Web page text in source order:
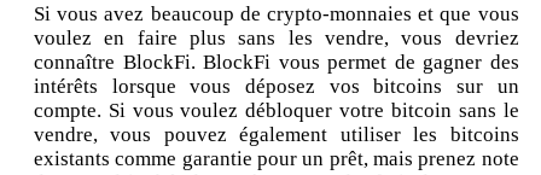
Si vous avez beaucoup de crypto-monnaies et que vous
voulez en faire plus sans les vendre, vous devriez
connaître BlockFi. BlockFi vous permet de gagner des
intérêts lorsque vous déposez vos bitcoins sur un
compte. Si vous voulez débloquer votre bitcoin sans le
vendre, vous pouvez également utiliser les bitcoins
existants comme garantie pour un prêt, mais prenez note